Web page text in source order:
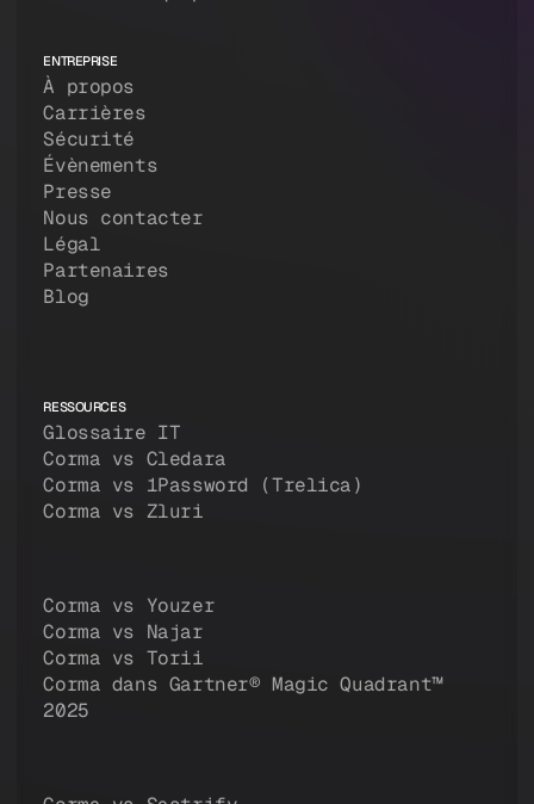
ENTREPRISE
À propos
Carrières
Sécurité
Évènements
Presse
Nous contacter
Légal
Partenaires
Blog
RESSOURCES
Glossaire IT
Corma vs Cledara
Corma vs 1Password (Trelica)
Corma vs Zluri
Corma vs Youzer
Corma vs Najar
Corma vs Torii
Corma dans Gartner® Magic Quadrant™
2025